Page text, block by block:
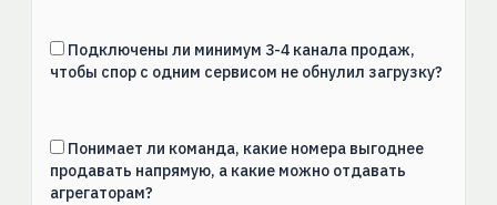
Подключены ли минимум 3-4 канала продаж,
чтобы спор с одним сервисом не обнулил загрузку?
Понимает ли команда, какие номера выгоднее
продавать напрямую, а какие можно отдавать
агрегаторам?